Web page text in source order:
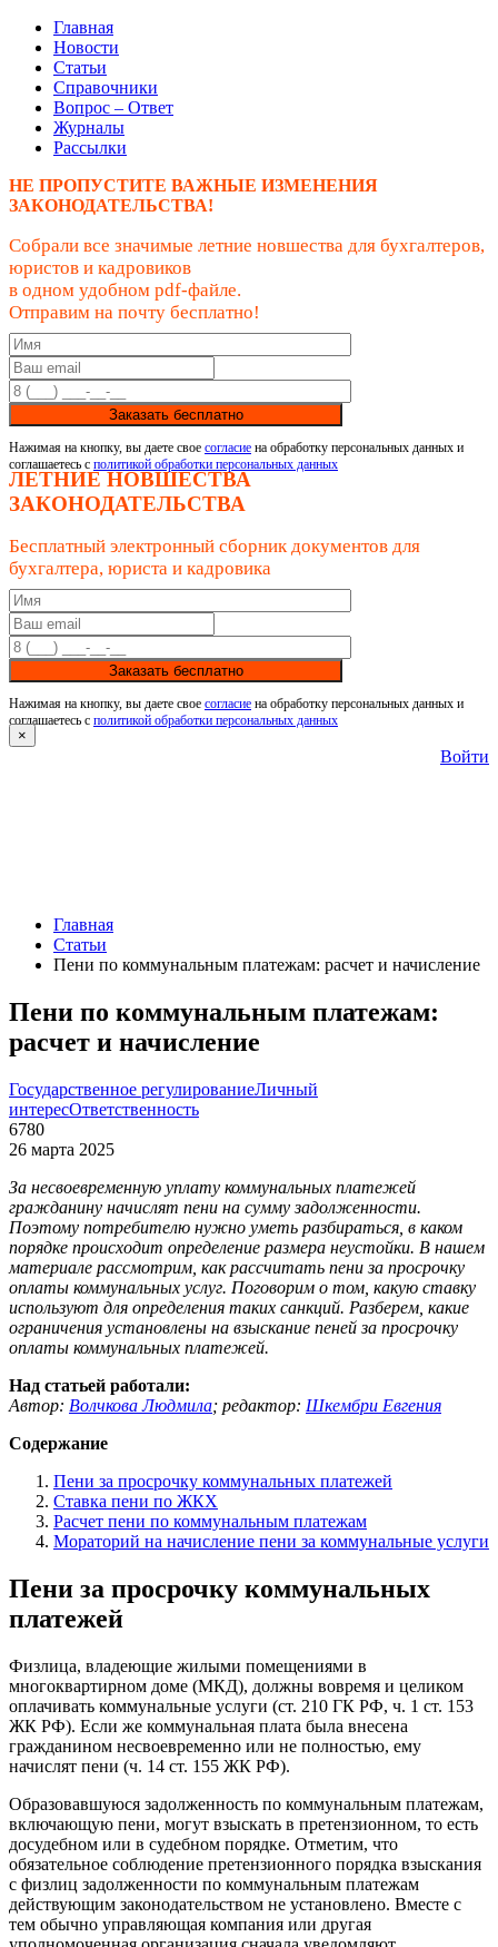
Главная
Новости
Статьи
Справочники
Вопрос – Ответ
Журналы
Рассылки
НЕ ПРОПУСТИТЕ ВАЖНЫЕ ИЗМЕНЕНИЯ
ЗАКОНОДАТЕЛЬСТВА!
Собрали все значимые летние новшества для бухгалтеров,
юристов и кадровиков
в одном удобном pdf-файле.
Отправим на почту бесплатно!
Заказать бесплатно
Нажимая на кнопку, вы даете свое согласие на обработку персональных данных и
соглашаетесь с политикой обработки персональных данных
ЛЕТНИЕ НОВШЕСТВА
ЗАКОНОДАТЕЛЬСТВА
Бесплатный электронный сборник документов для
бухгалтера, юриста и кадровика
Заказать бесплатно
Нажимая на кнопку, вы даете свое согласие на обработку персональных данных и
соглашаетесь с политикой обработки персональных данных
×
Войти
Главная
Статьи
Пени по коммунальным платежам: расчет и начисление
Пени по коммунальным платежам:
расчет и начисление
Государственное регулированиеЛичный
интересОтветственность
6780
26 марта 2025
За несвоевременную уплату коммунальных платежей
гражданину начислят пени на сумму задолженности.
Поэтому потребителю нужно уметь разбираться, в каком
порядке происходит определение размера неустойки. В нашем
материале рассмотрим, как рассчитать пени за просрочку
оплаты коммунальных услуг. Поговорим о том, какую ставку
используют для определения таких санкций. Разберем, какие
ограничения установлены на взыскание пеней за просрочку
оплаты коммунальных платежей.
Над статьей работали:
Автор: Волчкова Людмила; редактор: Шкембри Евгения
Содержание
Пени за просрочку коммунальных платежей
Ставка пени по ЖКХ
Расчет пени по коммунальным платежам
Мораторий на начисление пени за коммунальные услуги
Пени за просрочку коммунальных
платежей
Физлица, владеющие жилыми помещениями в
многоквартирном доме (МКД), должны вовремя и целиком
оплачивать коммунальные услуги (ст. 210 ГК РФ, ч. 1 ст. 153
ЖК РФ). Если же коммунальная плата была внесена
гражданином несвоевременно или не полностью, ему
начислят пени (ч. 14 ст. 155 ЖК РФ).
Образовавшуюся задолженность по коммунальным платежам,
включающую пени, могут взыскать в претензионном, то есть
досудебном или в судебном порядке. Отметим, что
обязательное соблюдение претензионного порядка взыскания
с физлиц задолженности по коммунальным платежам
действующим законодательством не установлено. Вместе с
тем обычно управляющая компания или другая